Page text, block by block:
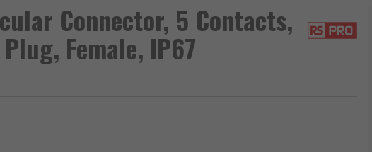
Connector, 5 Contacts,
Female, IP67